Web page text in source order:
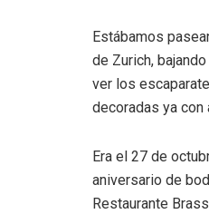
Estábamos
de Zurich,
ver los
decoradas ya con
Era el 27 de
aniversario de
Restaurante